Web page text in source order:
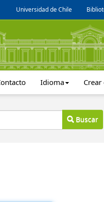
Universidad de Chile
Idioma
Buscar